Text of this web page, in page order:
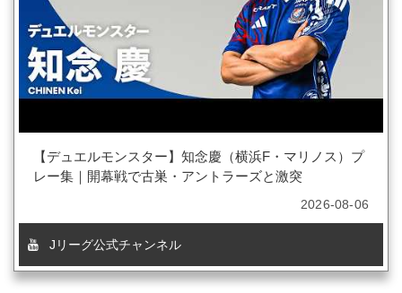
【デュエルモンスター】知念慶（横浜F・マリノス）プ
レー集｜開幕戦で古巣・アントラーズと激突
2026-08-06
Jリーグ公式チャンネル